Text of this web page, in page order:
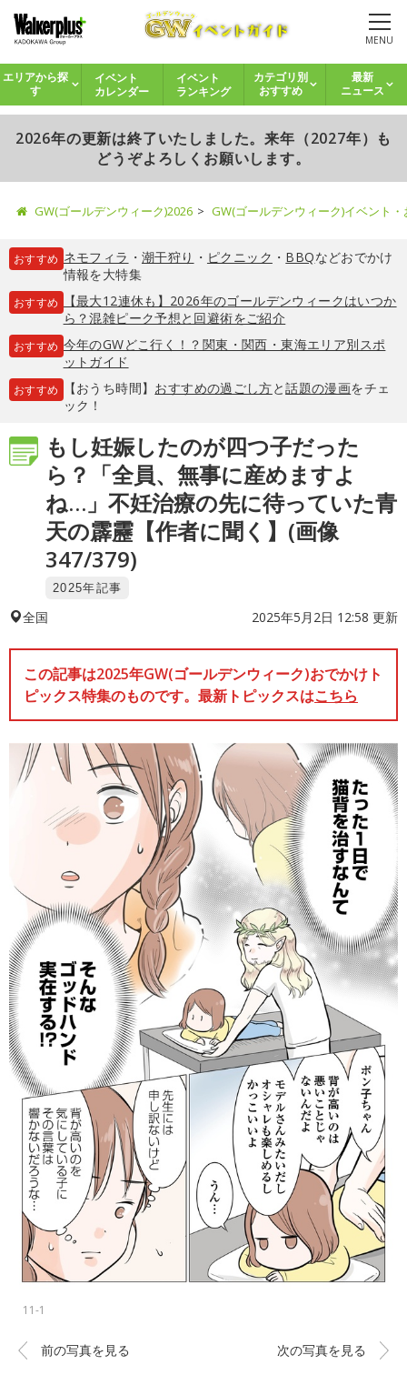
MENU
エリアから探
す
イベント
カレンダー
イベント
ランキング
カテゴリ別
おすすめ
最新
ニュース
2026年の更新は終了いたしました。来年（2027年）も
どうぞよろしくお願いします。
GW(ゴールデンウィーク)2026 GW(ゴールデンウィーク)イベント
おすすめ ネモフィラ ・ 潮干狩り ・ ピクニック ・ BBQなどおでかけ
情報を大特集
おすすめ
【最大12連休も】2026年のゴールデンウィークはいつか
ら？混雑ピーク予想と回避術をご紹介
おすすめ 今年のGWどこ行く！？関東・関西・東海エリア別スポ
ットガイド
おすすめ 【おうち時間】 おすすめの過ごし方と話題の漫画をチェ
ック！
もし妊娠したのが四つ子だった
ら？「全員、無事に産めますよ
ね…」不妊治療の先に待っていた青
天の霹靂【作者に聞く】(画像
347/379)
2025年記事
全国 2025年5月2日 12:58 更新
この記事は2025年GW(ゴールデンウィーク)おでかけト
ピックス特集のものです。最新トピックスはこちら
11-1
前の写真を見る 次の写真を見る